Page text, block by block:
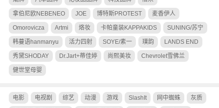
拿伯尼欧NEBENEO JOE 博特斯PROTEST 麦香伊人
Omorovicza Artmi 烙妆 卡帕童装KAPPAKIDS SUNING/苏宁
韩蔓语hanmanyu 活力四射 SOYE/素一 璞韵 LANDS END
秀黛SHODAY Dr.Jart+蒂佳婷 尚熙美妆 Chevrolet雪佛兰
健世堂母婴
电影 电视剧 综艺 动漫 游戏 SlashIt 网中蜘蛛 灰质